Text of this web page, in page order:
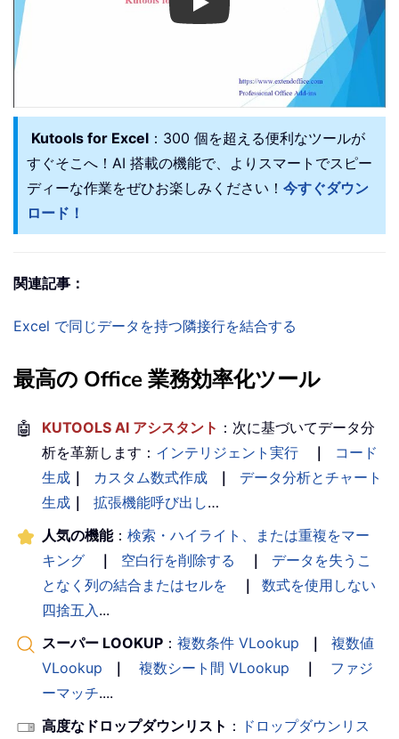
Play
Kutools for Excel ：300 個を超える便利なツールが
すぐそこへ！AI 搭載の機能で、よりスマートでスピー
ディーな作業をぜひお楽しみください！ 今すぐダウン
ロード！
関連記事：
Excel で同じデータを持つ隣接行を結合する
最高の Office 業務効率化ツール
🤖 KUTOOLS AI アシスタント ：次に基づいてデータ分
析を革新します： インテリジェント実行 ｜
コード
生成 ｜ カスタム数式作成 ｜
データ分析とチャート
生成 ｜ 拡張機能呼び出し…
人気の機能： 検索・ハイライト、または重複をマー
キング
｜ 空白行を削除する ｜
データを失うこ
となく列の結合またはセルを
｜
数式を使用しない
四捨五入 ...
スーパー LOOKUP ： 複数条件 VLookup ｜
複数値
VLookup
｜ 複数シート間 VLookup ｜
ファジ
ーマッチ....
高度なドロップダウンリスト ： ドロップダウンリス